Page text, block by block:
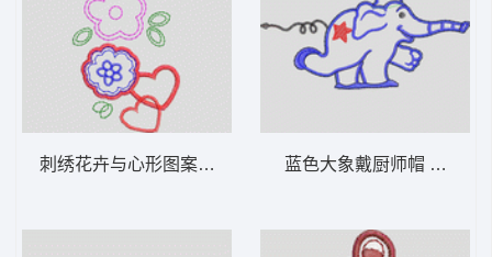
刺绣花卉与心形图案设计 卡通童装章标贴布 蓝色大象戴厨